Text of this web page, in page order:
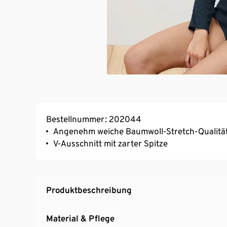
Bestellnummer: 202044
Angenehm weiche Baumwoll-Stretch-
V-Ausschnitt mit zarter Spitze
Produktbeschreibung
Material & Pflege